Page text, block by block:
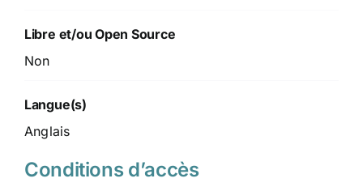
Libre et/ou Open Source
Non
Langue(s)
Anglais
Conditions d’accès